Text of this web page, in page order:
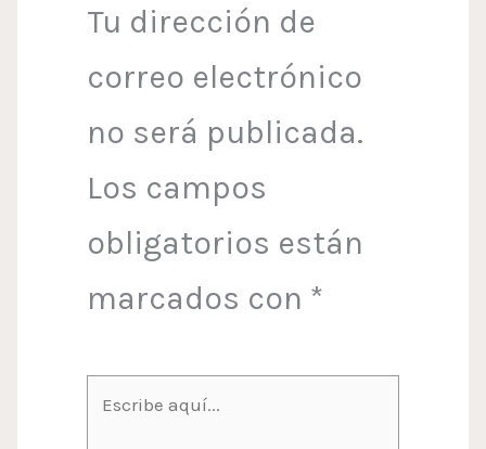
Tu dirección de
correo electrónico
no será publicada.
Los campos
obligatorios están
marcados con *
Escribe